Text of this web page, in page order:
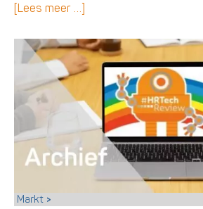
[Lees meer …]
Markt